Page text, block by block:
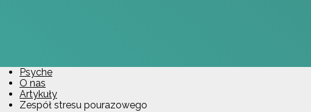
Psyche
O nas
Artykuły
Zespół stresu pourazowego